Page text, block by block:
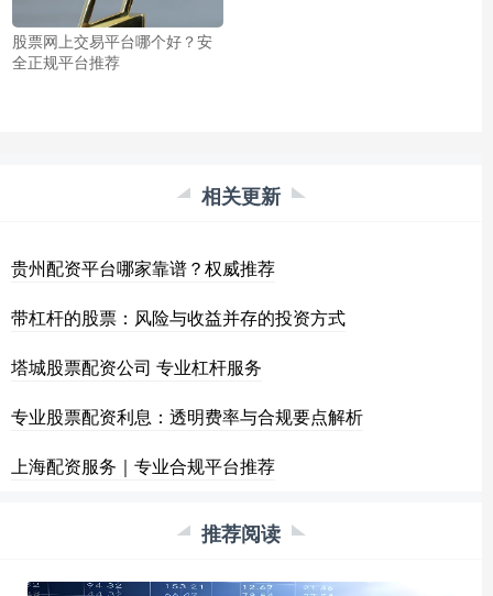
股票网上交易平台哪个好？安
全正规平台推荐
相关更新
贵州配资平台哪家靠谱？权威推荐
带杠杆的股票：风险与收益并存的投资方式
塔城股票配资公司 专业杠杆服务
专业股票配资利息：透明费率与合规要点解析
上海配资服务｜专业合规平台推荐
推荐阅读